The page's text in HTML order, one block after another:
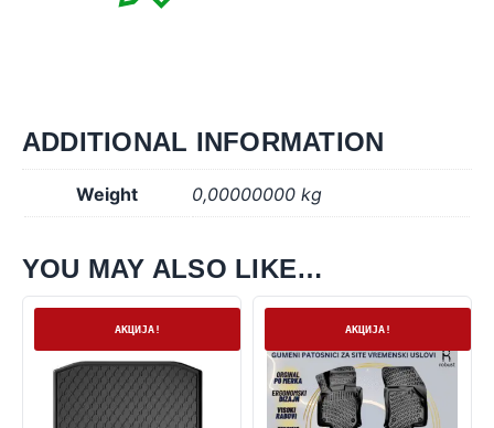
ADDITIONAL INFORMATION
Weight 0,00000000 kg
YOU MAY ALSO LIKE…
АКЦИЈА! АКЦИЈА!